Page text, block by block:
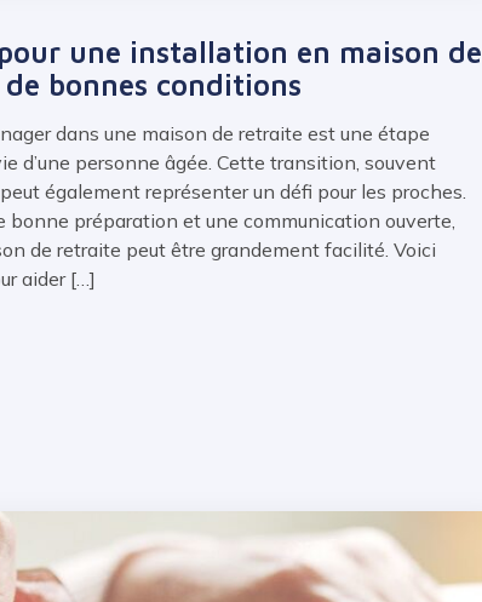
une installation en maison de
bonnes conditions
dans une maison de retraite est une étape
d’une personne âgée. Cette transition, souvent
également représenter un défi pour les proches.
bonne préparation et une communication ouverte,
de retraite peut être grandement facilité. Voici
aider […]